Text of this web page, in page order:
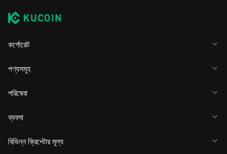
কর্পোরেট
পণ্যসমূহ
পরিষেবা
ব্যবসা
বিভিন্ন ক্রিপ্টোর মূল্য